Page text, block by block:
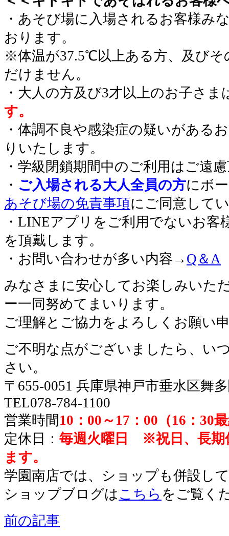
・あそび場に入場されるお客様み
おります。
※体温が37.5℃以上ある方、及びそ
だけません。
・大人の方及び3才以上のお子さま
す。
・体調不良や感染症の疑いがある
りいたします。
・学級閉鎖期間中のご利用はご遠
・ ご入場される大人全員の方にボ
あそび場の免責事項にご同意して
・LINEアプリをご利用でないお客
を頂戴します。
・お問い合わせが多い内容→ Q＆A
みなさまに安心してお楽しみいた
ー一同努めてまいります。
ご理解とご協力をよろしくお願い
ご不明な点がございましたら、い
さい。
〒655-0051 兵庫県神戸市垂水区舞
TEL078-784-1100
営業時間 10：00～17：00（16：30
定休日： 毎週火曜日 ※祝日、長期
ます。
学園南店では、ショップも併設し
ショップブログは こちら をご覧く
前の記事